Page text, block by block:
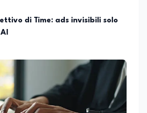
di Time: ads invisibili solo